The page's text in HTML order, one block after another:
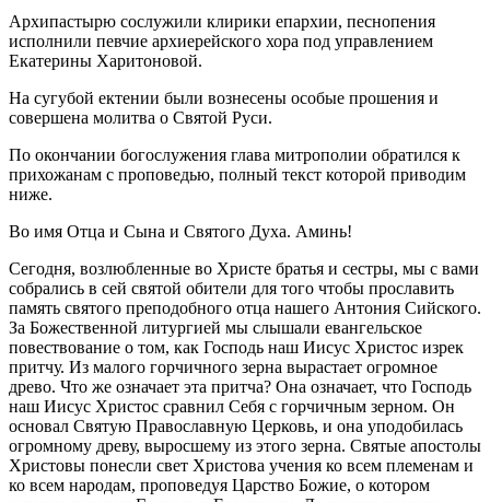
Архипастырю сослужили клирики епархии, песнопения
исполнили певчие архиерейского хора под управлением
Екатерины Харитоновой.
На сугубой ектении были вознесены особые прошения и
совершена молитва о Святой Руси.
По окончании богослужения глава митрополии обратился к
прихожанам с проповедью, полный текст которой приводим
ниже.
Во имя Отца и Сына и Святого Духа. Аминь!
Сегодня, возлюбленные во Христе братья и сестры, мы с вами
собрались в сей святой обители для того чтобы прославить
память святого преподобного отца нашего Антония Сийского.
За Божественной литургией мы слышали евангельское
повествование о том, как Господь наш Иисус Христос изрек
притчу. Из малого горчичного зерна вырастает огромное
древо. Что же означает эта притча? Она означает, что Господь
наш Иисус Христос сравнил Себя с горчичным зерном. Он
основал Святую Православную Церковь, и она уподобилась
огромному древу, выросшему из этого зерна. Святые апостолы
Христовы понесли свет Христова учения ко всем племенам и
ко всем народам, проповедуя Царство Божие, о котором